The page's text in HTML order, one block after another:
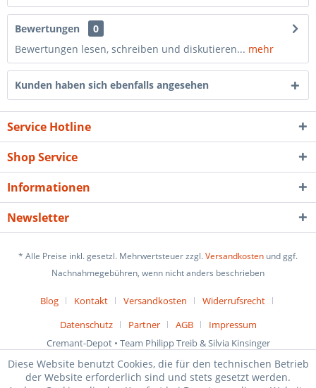
Bewertungen
0
Bewertungen lesen, schreiben und diskutieren... mehr
Kunden haben sich ebenfalls angesehen
Service Hotline
Shop Service
Informationen
Newsletter
* Alle Preise inkl. gesetzl. Mehrwertsteuer zzgl.Versandkosten und ggf.
Nachnahmegebühren, wenn nicht anders beschrieben
Blog Kontakt Versandkosten
Widerrufsrecht
Datenschutz
Partner AGB
Impressum
Cremant-Depot • Team Philipp Treib & Silvia Kinsinger
Diese Website benutzt Cookies, die für den technischen Betrieb
der Website erforderlich sind und stets gesetzt werden.